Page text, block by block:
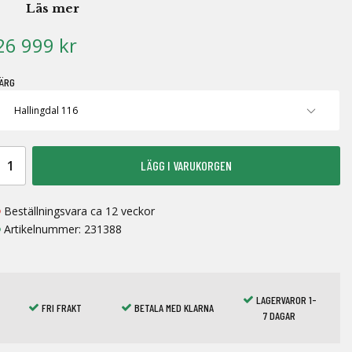
Läs mer
999 kr
LÄGG I VARUKORGEN
Beställningsvara ca 12 veckor
Artikelnummer: 231388
FRI FRAKT BETALA MED KLARNA
LAGERVAROR 1-
7 DAGAR